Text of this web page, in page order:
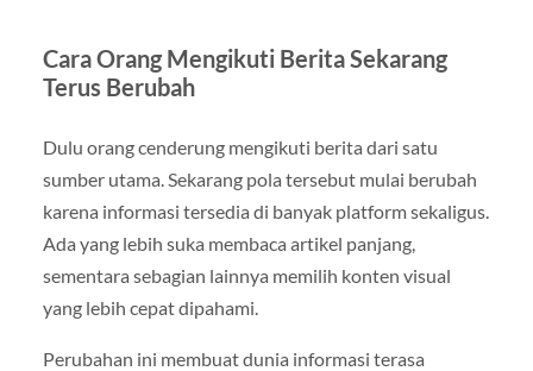
Cara Orang Mengikuti Berita Sekarang
Terus Berubah
Dulu orang cenderung mengikuti berita dari satu
sumber utama. Sekarang pola tersebut mulai berubah
karena informasi tersedia di banyak platform sekaligus.
Ada yang lebih suka membaca artikel panjang,
sementara sebagian lainnya memilih konten visual
yang lebih cepat dipahami.
Perubahan ini membuat dunia informasi terasa